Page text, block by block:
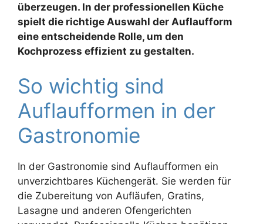
überzeugen. In der professionellen Küche
spielt die richtige Auswahl der Auflaufform
eine entscheidende Rolle, um den
Kochprozess effizient zu gestalten.
So wichtig sind
Auflaufformen in der
Gastronomie
In der Gastronomie sind Auflaufformen ein
unverzichtbares Küchengerät. Sie werden für
die Zubereitung von Aufläufen, Gratins,
Lasagne und anderen Ofengerichten